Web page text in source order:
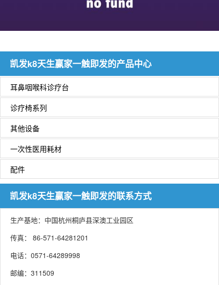
凯发k8天生赢家一触即发的产品中心
耳鼻咽喉科诊疗台
诊疗椅系列
其他设备
一次性医用耗材
配件
凯发k8天生赢家一触即发的联系方式
生产基地：中国杭州桐庐县深澳工业园区
传真： 86-571-64281201
电话：0571-64289998
邮编：311509